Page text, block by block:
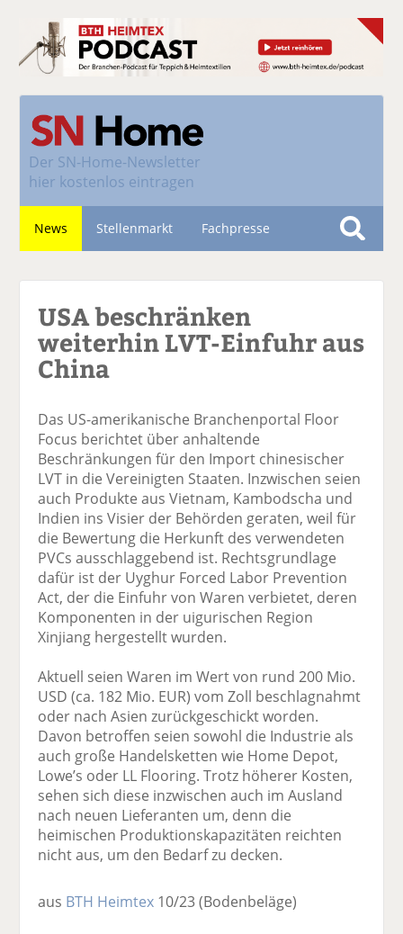
Der SN-Home-Newsletter
hier kostenlos eintragen
News Stellenmarkt Fachpresse
S
USA beschränken
weiterhin LVT-Einfuhr aus
China
Das US-amerikanische Branchenportal Floor
Focus berichtet über anhaltende
Beschränkungen für den Import chinesischer
LVT in die Vereinigten Staaten. Inzwischen seien
auch Produkte aus Vietnam, Kambodscha und
Indien ins Visier der Behörden geraten, weil für
die Bewertung die Herkunft des verwendeten
PVCs ausschlaggebend ist. Rechtsgrundlage
dafür ist der Uyghur Forced Labor Prevention
Act, der die Einfuhr von Waren verbietet, deren
Komponenten in der uigurischen Region
Xinjiang hergestellt wurden.
Aktuell seien Waren im Wert von rund 200 Mio.
USD (ca. 182 Mio. EUR) vom Zoll beschlagnahmt
oder nach Asien zurückgeschickt worden.
Davon betroffen seien sowohl die Industrie als
auch große Handelsketten wie Home Depot,
Lowe’s oder LL Flooring. Trotz höherer Kosten,
sehen sich diese inzwischen auch im Ausland
nach neuen Lieferanten um, denn die
heimischen Produktionskapazitäten reichten
nicht aus, um den Bedarf zu decken.
aus BTH Heimtex 10/23(Bodenbeläge)